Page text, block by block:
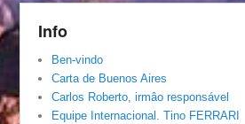
Info
Ben-vindo
Carta de Buenos Aires
Carlos Roberto, irmâo responsável
Equipe Internacional. Tino FERRARI